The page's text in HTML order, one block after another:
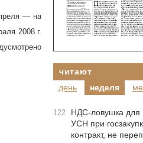
— на
2008 г.
читают
день
неделя
122
НДС-ловушка для
УСН при
контракт, не